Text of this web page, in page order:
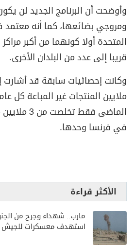
وأوضحت أن البرنامج الجديد لن
ومروجي بضائعها، كما أنه معتمد
المتحدة أولا كونهما من أكبر
قريبا إلى عدد من البلدان الأخرى.
وكانت إحصائيات سابقة قد أشارت
ملايين المنتجات غير المباعة كل
الماضى فقط
في فرنسا وحدها.
الأكثر قراءة
مارب.. شهداء وجرح من
استهدف معسكرات